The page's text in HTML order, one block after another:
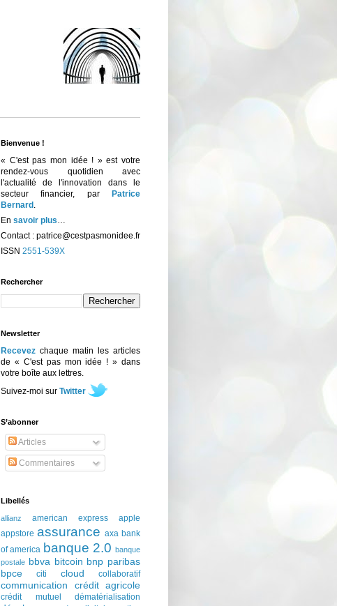
Bienvenue !
« C'est pas mon idée ! » est votre
rendez-vous quotidien avec
l'actualité de l'innovation dans le
secteur financier, par
Patrice
Bernard .
En savoir plus…
Contact : patrice@cestpasmonidee.fr
ISSN 2551-539X
Rechercher
Newsletter
Recevez chaque matin les articles
de « C'est pas mon idée ! » dans
votre boîte aux lettres.
Suivez-moi sur Twitter
S’abonner
Articles
Commentaires
Libellés
allianz american express
apple
appstore assurance axa bank
of america banque 2.0 banque
postale bbva bitcoin bnp paribas
bpce
citi cloud collaboratif
communication crédit agricole
crédit mutuel dématérialisation